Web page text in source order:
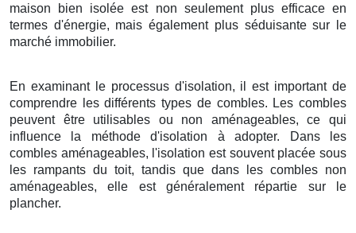
maison bien isolée est non seulement plus efficace en
termes d'énergie, mais également plus séduisante sur le
marché immobilier.
En examinant le processus d'isolation, il est important de
comprendre les différents types de combles. Les combles
peuvent être utilisables ou non aménageables, ce qui
influence la méthode d'isolation à adopter. Dans les
combles aménageables, l'isolation est souvent placée sous
les rampants du toit, tandis que dans les combles non
aménageables, elle est généralement répartie sur le
plancher.